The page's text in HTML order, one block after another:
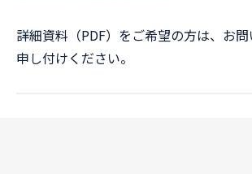
詳細資料（PDF）をご希望の方は、お
申し付けください。